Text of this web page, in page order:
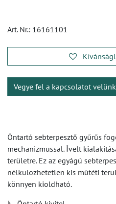
Art. Nr.: 16161101
Vegye fel a kapcsolatot velünk
Öntartó sebterpesztő gyűrűs
mechanizmussal. Ívelt
területre. Ez az egyágú
nélkülözhetetlen kis műtéti
könnyen kioldható.